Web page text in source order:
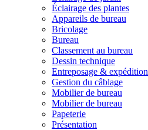
Éclairage des plantes
Appareils de bureau
Bricolage
Bureau
Classement au bureau
Dessin technique
Entreposage & expédition
Gestion du câblage
Mobilier de bureau
Mobilier de bureau
Papeterie
Présentation